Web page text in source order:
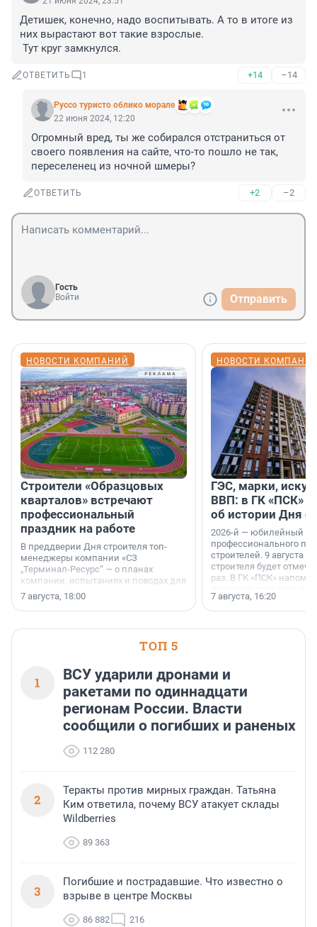
Детишек, конечно, надо воспитывать. А то в итоге из
них вырастают вот такие взрослые.
Тут круг замкнулся.
ОТВЕТИТЬ 1 +14 –14
Руссо туристо облико морале
22 июня 2024, 12:20
Огромный вред, ты же собирался отстраниться от
своего появления на сайте, что-то пошло не так,
переселенец из ночной шмеры?
ОТВЕТИТЬ +2 –2
Гость
Войти
Отправить
НОВОСТИ КОМПАНИЙ
Строители «Образцовых
кварталов» встречают
профессиональный
праздник на работе
В преддверии Дня строителя топ-
менеджеры компании «СЗ
„Терминал-Ресурс“ — о планах
компании, испытаниях и поводах для
осторожного оптимизма.
7 августа, 18:00
НОВОСТИ
ГЭС, марки,
ВВП: в ГК «ПСК»
об истории Дня
2026-й — юбилейный
профессионального
строителей. 9 августа
строителя будет
раз. В ГК «ПСК»
поменялась роль
7 августа, 16:20
ТОП 5
1
ВСУ ударили дронами и
ракетами по одиннадцати
регионам России. Власти
сообщили о погибших и раненых
112 280
2
Теракты против мирных граждан. Татьяна
Ким ответила, почему ВСУ атакует склады
Wildberries
89 363
3
Погибшие и пострадавшие. Что известно о
взрыве в центре Москвы
86 882 216